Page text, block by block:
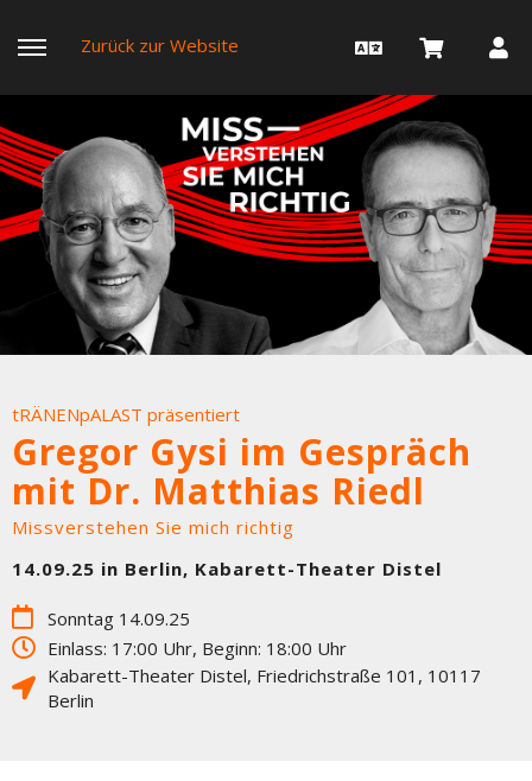
Zurück zur Website
tRÄNENpALAST präsentiert
Gregor Gysi im Gespräch
mit Dr. Matthias Riedl
Missverstehen Sie mich richtig
14.09.25 in Berlin, Kabarett-Theater Distel
Sonntag 14.09.25
Einlass: 17:00 Uhr, Beginn: 18:00 Uhr
Kabarett-Theater Distel, Friedrichstraße 101 , 10117
Berlin